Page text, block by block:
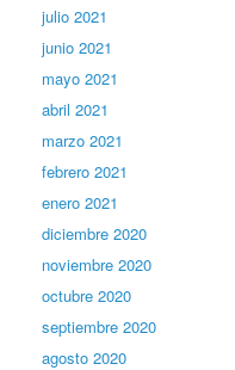
julio 2021
junio 2021
mayo 2021
abril 2021
marzo 2021
febrero 2021
enero 2021
diciembre 2020
noviembre 2020
octubre 2020
septiembre 2020
agosto 2020